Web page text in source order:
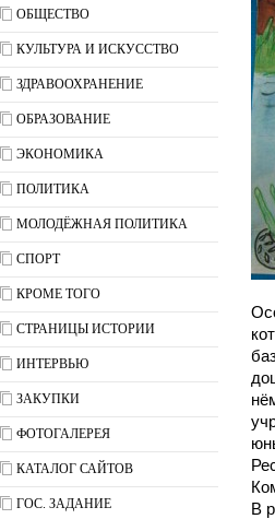
ОБЩЕСТВО
КУЛЬТУРА И ИСКУССТВО
ЗДРАВООХРАНЕНИЕ
ОБРАЗОВАНИЕ
ЭКОНОМИКА
ПОЛИТИКА
МОЛОДЁЖНАЯ ПОЛИТИКА
СПОРТ
КРОМЕ ТОГО
СТРАНИЦЫ ИСТОРИИ
ИНТЕРВЬЮ
ЗАКУПКИ
ФОТОГАЛЕРЕЯ
КАТАЛОГ САЙТОВ
ГОС. ЗАДАНИЕ
В